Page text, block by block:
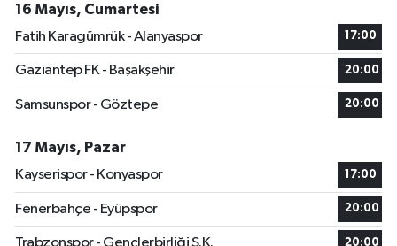
16 Mayıs, Cumartesi
Fatih Karagümrük - Alanyaspor
17:00
Gaziantep FK - Başakşehir 20:00
Samsunspor - Göztepe 20:00
17 Mayıs, Pazar
Kayserispor - Konyaspor
17:00
Fenerbahçe - Eyüpspor 20:00
20:00